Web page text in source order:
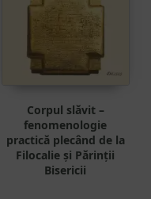
Corpul slăvit –
fenomenologie
practică plecând de la
Filocalie și Părinții
Bisericii